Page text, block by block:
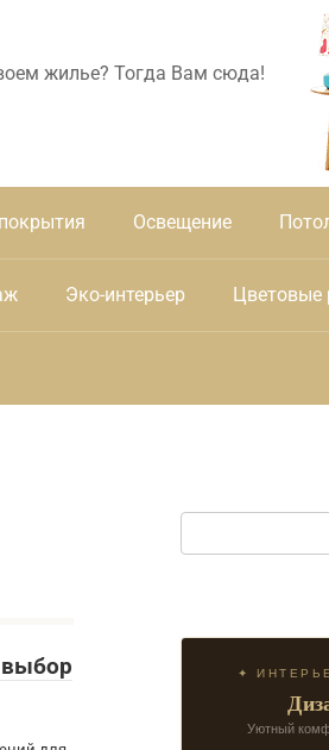
жилье? Тогда Вам сюда!
Освещение
Эко-интерьер Цветовые
✦
Уютный